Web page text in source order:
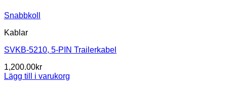
Snabbkoll
Kablar
SVKB-5210, 5-PIN Trailerkabel
1,200.00kr
Lägg till i varukorg